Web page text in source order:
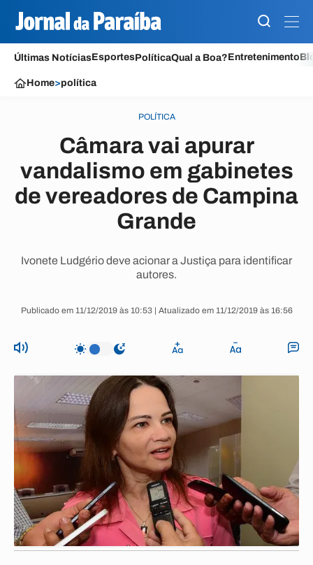
Últimas NotíciasEsportesPolíticaQual a Boa?Entretenimento
Home>política
POLÍTICA
Câmara vai apurar
vandalismo em gabinetes
de vereadores de Campina
Grande
Ivonete Ludgério deve acionar a Justiça para identificar
autores.
Publicado em 11/12/2019 às 10:53 | Atualizado em 11/12/2019 às 16:56